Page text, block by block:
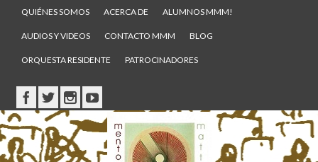
QUIÉNES SOMOS ACERCA DE ALUMNOS MMM!
AUDIOS Y VIDEOS CONTACTO MMM BLOG
ORQUESTA RESIDENTE PATROCINADORES